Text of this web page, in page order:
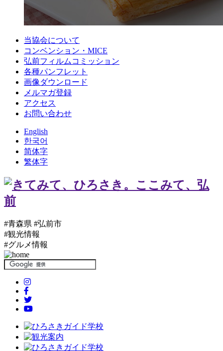
当協会について
コンベンション・MICE
弘前フィルムコミッション
各種パンフレット
画像ダウンロード
メルマガ登録
アクセス
お問い合わせ
English
한국어
简体字
繁体字
#青森県 #弘前市
#観光情報
#グルメ情報